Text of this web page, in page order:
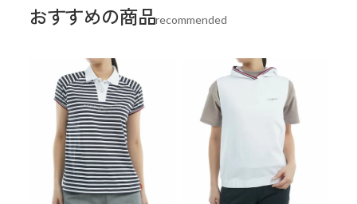
おすすめの商品recommended